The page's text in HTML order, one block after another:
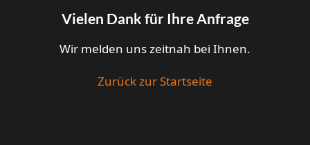
Vielen Dank für Ihre Anfrage
Wir melden uns zeitnah bei Ihnen.
Zurück zur Startseite